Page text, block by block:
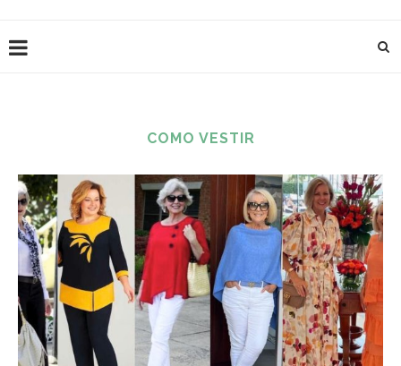
COMO VESTIR